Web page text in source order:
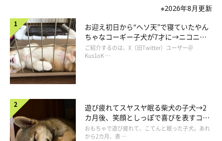
え？ そう！ それそれ！
※2026年8月更新
お迎え初日から“ヘソ天”で寝ていたやん
ちゃなコーギー子犬が7才に→ニコニ
コ“コーギースマイル”が魅力のコに成
長！
ご紹介するのは、X（旧Twitter）ユーザー＠
Kus1oK …
遊び疲れてスヤスヤ眠る柴犬の子犬→2
カ月後、笑顔としっぽで喜びを表すコに
成長！
おもちゃで遊び疲れて、こてんと眠った子犬。あれ
から2カ月、表 …